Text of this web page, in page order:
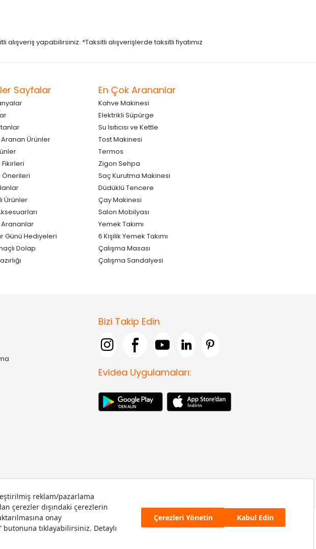
yapabilirsiniz. *Taksitli alışverişlerde taksitli fiyatımız
Sayfalar
Aranan Ürünler
Önerileri
Ürünler
Arananlar
Günü Hediyeleri
Dolap
En Çok Arananlar
Kahve Makinesi
Elektrikli Süpürge
Su Isıtıcısı ve Kettle
Tost Makinesi
Termos
Zigon Sehpa
Saç Kurutma Makinesi
Düdüklü Tencere
Çay Makinesi
Salon Mobilyası
Yemek Takımı
6 Kişilik Yemek Takımı
Çalışma Masası
Çalışma Sandalyesi
Bizi Takip Edin
Evidea Uygulamaları: